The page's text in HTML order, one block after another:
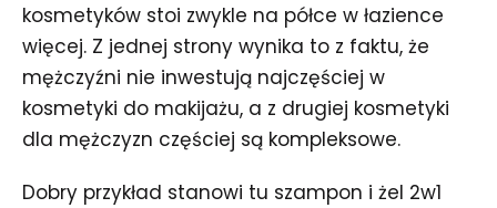
kosmetyków stoi zwykle na półce w łazience
więcej. Z jednej strony wynika to z faktu, że
mężczyźni nie inwestują najczęściej w
kosmetyki do makijażu, a z drugiej kosmetyki
dla mężczyzn częściej są kompleksowe.
Dobry przykład stanowi tu szampon i żel 2w1